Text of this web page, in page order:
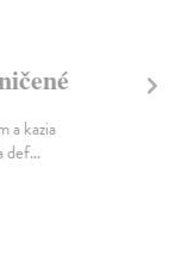
a kazia
def...